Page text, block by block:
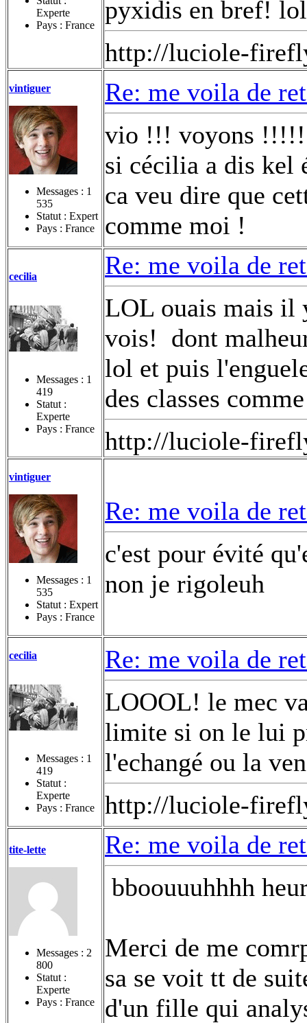
Experte
Pays : France
pyxidis en bref! lol
http://luciole-
vintiguer
Messages : 1
535
Statut : Expert
Pays : France
Re: me voila de
vio !!! voyons
si cécilia a dis kel
ca veu dire que
comme moi !
cecilia
Messages : 1
419
Statut :
Experte
Pays : France
Re: me voila de
LOL ouais mais il
vois! dont
lol et puis
des classes
http://luciole-
vintiguer
Messages : 1
535
Statut : Expert
Pays : France
Re: me voila de
c'est pour évité
non je rigoleuh
cecilia
Messages : 1
419
Statut :
Experte
Pays : France
Re: me voila de
LOOOL! le mec
limite si on le lui
l'echangé ou la
http://luciole-
tite-lette
Messages : 2
800
Statut :
Experte
Pays : France
Re: me voila de
bboouuuhhhh
Merci de me
sa se voit tt de
d'un fille qui